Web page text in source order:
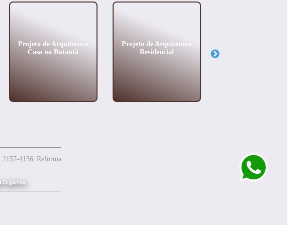
Projeto de Arquitetura
Casa no Butantã
Projeto de Arquitetura
Residencial
2157-4156| Reforma